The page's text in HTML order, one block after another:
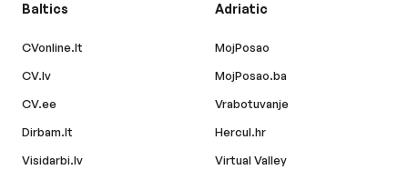
Baltics
CVonline.lt
CV.lv
CV.ee
Dirbam.lt
Visidarbi.lv
Adriatic
MojPosao
MojPosao.ba
Vrabotuvanje
Hercul.hr
Virtual Valley